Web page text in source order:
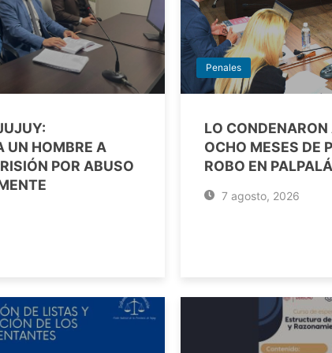
UN HOMBRE A
POR ABUSO
Penales
LO
OCHO MESES DE
ROBO EN PALPALÁ
7 agosto, 2026